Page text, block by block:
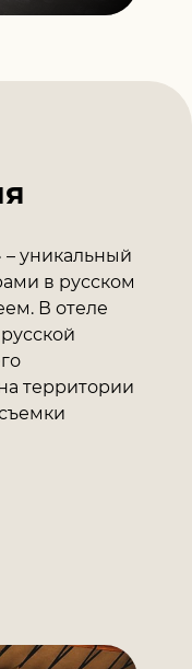
– уникальный
в русском
В отеле
территории